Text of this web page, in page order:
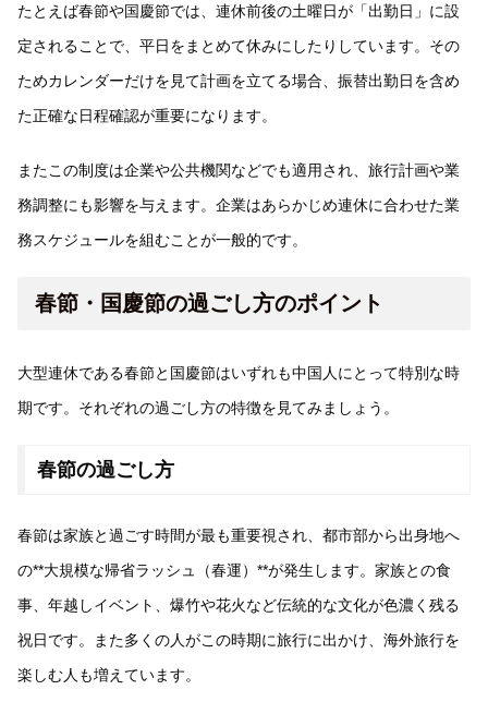
たとえば春節や国慶節では、連休前後の土曜日が「出勤日」に設
定されることで、平日をまとめて休みにしたりしています。その
ためカレンダーだけを見て計画を立てる場合、振替出勤日を含め
た正確な日程確認が重要になります。
またこの制度は企業や公共機関などでも適用され、旅行計画や業
務調整にも影響を与えます。企業はあらかじめ連休に合わせた業
務スケジュールを組むことが一般的です。
春節・国慶節の過ごし方のポイント
大型連休である春節と国慶節はいずれも中国人にとって特別な時
期です。それぞれの過ごし方の特徴を見てみましょう。
春節の過ごし方
春節は家族と過ごす時間が最も重要視され、都市部から出身地へ
の**大規模な帰省ラッシュ（春運）**が発生します。家族との食
事、年越しイベント、爆竹や花火など伝統的な文化が色濃く残る
祝日です。また多くの人がこの時期に旅行に出かけ、海外旅行を
楽しむ人も増えています。